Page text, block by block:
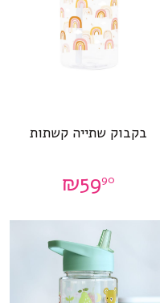
בקבוק שתייה קשתות
₪5990